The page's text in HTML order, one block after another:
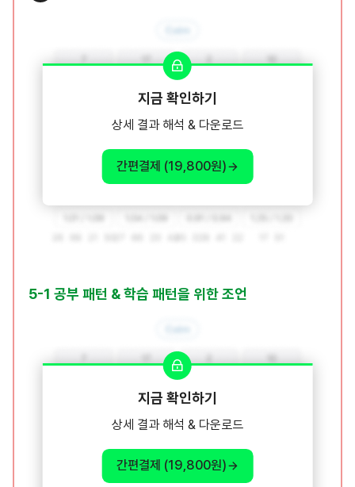
지금 확인하기
상세 결과 해석 & 다운로드
간편결제 (19,800원)
5-1 공부 패턴 & 학습 패턴을 위한 조언
지금 확인하기
상세 결과 해석 & 다운로드
간편결제 (19,800원)